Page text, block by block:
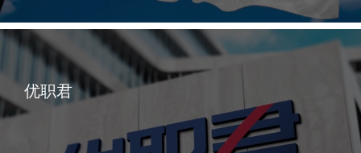
优职君